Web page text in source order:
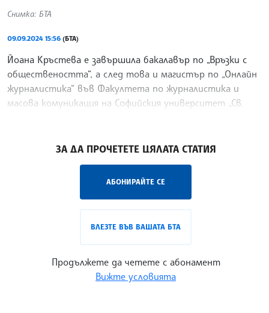
Снимка: БТА
09.09.2024 15:56 (БТА)
Йоана Кръстева е завършила бакалавър по „Връзки с
обществеността“, а след това и магистър по „Онлайн
журналистика“ във Факултета по журналистика и
масова комуникация на Софийския университет „Св.
ЗА ДА ПРОЧЕТЕТЕ ЦЯЛАТА СТАТИЯ
АБОНИРАЙТЕ СЕ
ВЛЕЗТЕ ВЪВ ВАШАТА БТА
Продължете да четете с абонамент
Вижте условията